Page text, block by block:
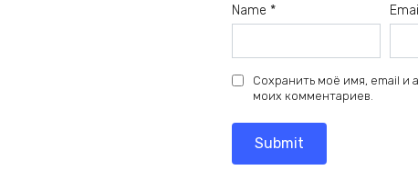
Name *
Сохранить моё имя, email и
моих комментариев.